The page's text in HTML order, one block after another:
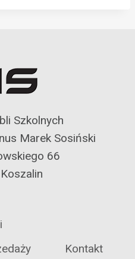
Szkolnych
Marek Sosiński
66
Kontakt